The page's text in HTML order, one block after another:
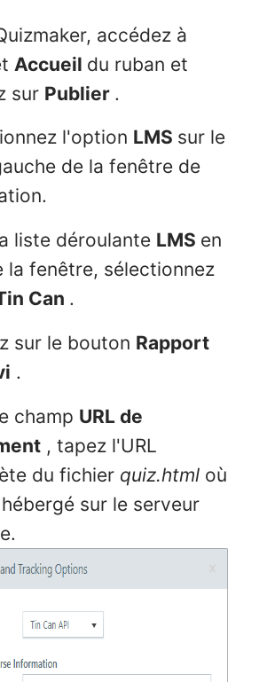
accédez à
Accueil du ruban et
sur Publier .
l'option LMS sur le
de la fenêtre de
liste déroulante LMS en
la fenêtre, sélectionnez
Can .
sur le bouton Rapport
.
champ URL de
, tapez l'URL
du fichier quiz.html où
sur le serveur